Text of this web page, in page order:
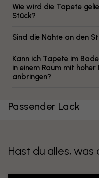
Wie wird die Tapete
Stück?
Sind die Nähte an den
Kann ich Tapete im
in einem Raum mit
anbringen?
Passender Lack
Hast du alles, was